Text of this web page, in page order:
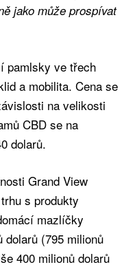
jako může prospívat
pamlsky ve třech
a mobilita. Cena se
na velikosti
CBD se na
dolarů.
Grand View
s produkty
mazlíčky
(795 milionů
400 milionů dolarů